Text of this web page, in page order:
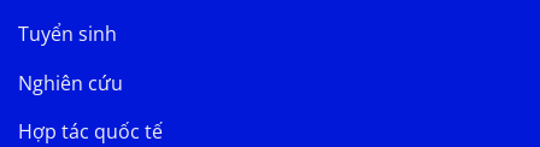
Tuyển sinh
Nghiên cứu
Hợp tác quốc tế